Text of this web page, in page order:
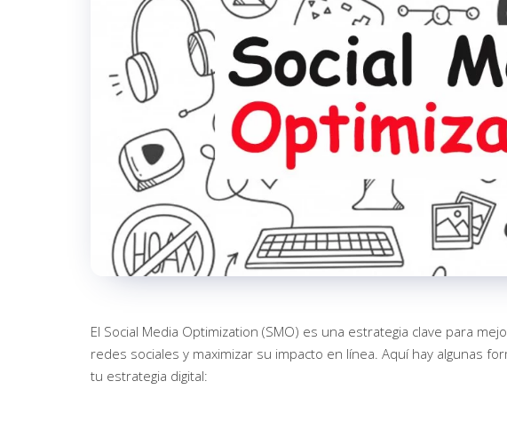
El Social Media Optimization (SMO) es una estrategia clave para
redes sociales y maximizar su impacto en línea. Aquí hay algunas
tu estrategia digital: